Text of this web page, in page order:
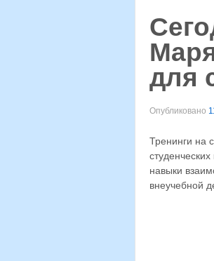
для
Опубликовано
Тренинги на
навыки
внеучебной